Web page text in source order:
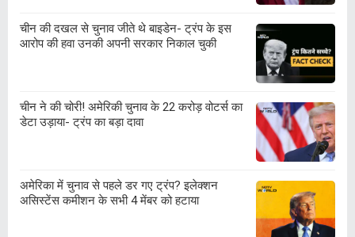
चीन की दखल से चुनाव जीते थे बाइडेन- ट्रंप के इस
आरोप की हवा उनकी अपनी सरकार निकाल चुकी
चीन ने की चोरी! अमेरिकी चुनाव के 22 करोड़ वोटर्स का
डेटा उड़ाया- ट्रंप का बड़ा दावा
अमेरिका में चुनाव से पहले डर गए ट्रंप? इलेक्शन
असिस्टेंस कमीशन के सभी 4 मेंबर को हटाया